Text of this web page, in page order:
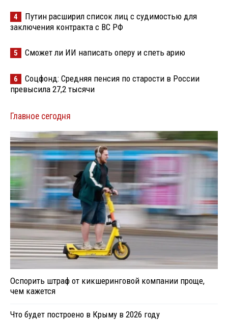
4
Путин расширил список лиц с судимостью для
заключения контракта с ВС РФ
5 Сможет ли ИИ написать оперу и спеть арию
6
Соцфонд: Средняя пенсия по старости в России
превысила 27,2 тысячи
Главное сегодня
Оспорить штраф от кикшеринговой компании проще,
чем кажется
Что будет построено в Крыму в 2026 году